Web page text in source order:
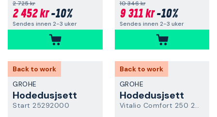
2 725 kr
2 452 kr-10%
Sendes innen 2-3 uker
10 346 kr
9 311 kr-10%
Sendes innen 2-3 uker
Back to work
GROHE
Hodedusjsett
Start 25292000
Back to work
GROHE
Hodedusjsett
Vitalio Comfort 250 26698001